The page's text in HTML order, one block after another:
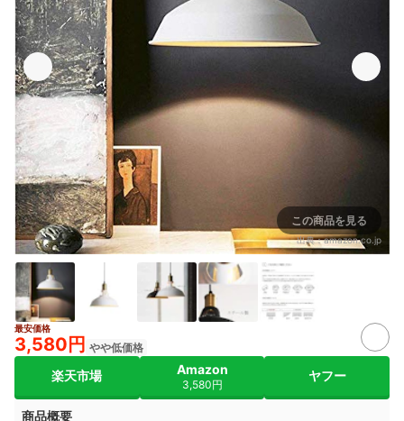
この商品を見る
出典：amazon.co.jp
最安価格
3,580円 やや低価格
楽天市場 Amazon
3,580円
ヤフー
商品概要